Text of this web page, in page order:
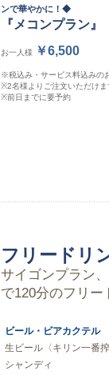
ンで華やかに！◆
『メコンプラン』
お一人様 ￥6,500
※税込み・サービス料込みの
※2名様よりご注文いただけま
※前日までに要予約
フリードリ
サイゴンプラン
で120分のフリ
ビール・ビアカクテル
生ビール〈キリン一番
シャンディ